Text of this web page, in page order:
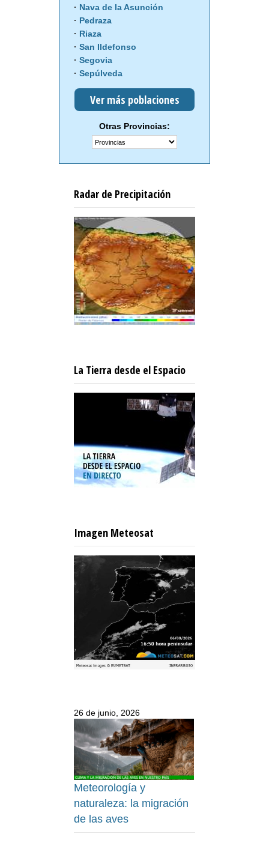
Nava de la Asunción
Pedraza
Riaza
San Ildefonso
Segovia
Sepúlveda
Ver más poblaciones
Otras Provincias:
Radar de Precipitación
La Tierra desde el Espacio
Imagen Meteosat
26 de junio, 2026
Meteorología y
naturaleza: la migración
de las aves